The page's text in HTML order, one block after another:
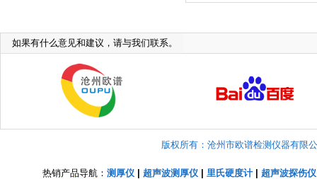
如果有什么意见和建议，请与我们联系。
版权所有：沧州市欧谱检测仪器有限
热销产品导航： 测厚仪 超声波测厚仪 里氏硬度计| 超声波探伤仪